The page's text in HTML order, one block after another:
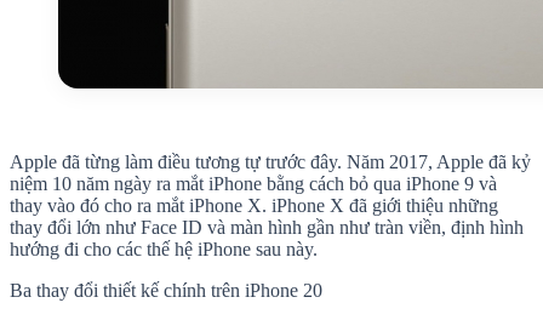
Apple đã từng làm điều tương tự trước đây. Năm 2017, Apple đã kỷ
niệm 10 năm ngày ra mắt iPhone bằng cách bỏ qua iPhone 9 và
thay vào đó cho ra mắt iPhone X. iPhone X đã giới thiệu những
thay đổi lớn như Face ID và màn hình gần như tràn viền, định hình
hướng đi cho các thế hệ iPhone sau này.
Ba thay đổi thiết kế chính trên iPhone 20